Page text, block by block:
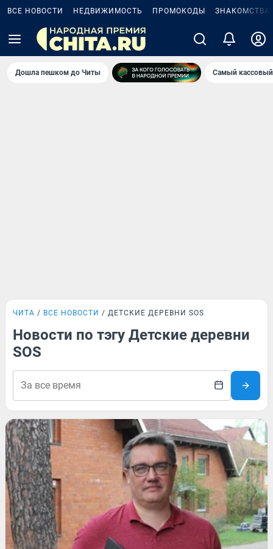
ВСЕ НОВОСТИ НЕДВИЖИМОСТЬ ПРОМОКОДЫ ЗНАКОМСТВА
Дошла пешком до Читы Самый
ЧИТА ВСЕ НОВОСТИ ДЕТСКИЕ ДЕРЕВНИ SOS
Новости по тэгу Детские деревни
SOS